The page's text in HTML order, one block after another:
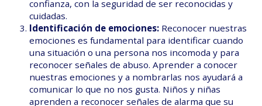
confianza, con la seguridad de ser reconocidas y
cuidadas.
Identificación de emociones:Reconocer nuestras
emociones es fundamental para identificar cuando
una situación o una persona nos incomoda y para
reconocer señales de abuso. Aprender a conocer
nuestras emociones y a nombrarlas nos ayudará a
comunicar lo que no nos gusta. Niños y niñas
aprenden a reconocer señales de alarma que su